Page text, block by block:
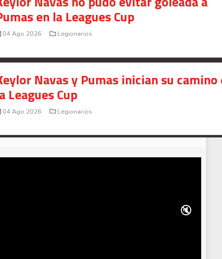
Señal en vivo:
Radio Actual107.1FM
en la Leagues Cup
04 Ago 2026 Legionarios
Navas y Pumas inician su camino
Leagues Cup
04 Ago 2026 Legionarios
🔇